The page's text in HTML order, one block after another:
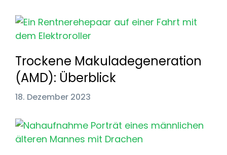
Trockene Makuladegeneration
(AMD): Überblick
18. Dezember 2023